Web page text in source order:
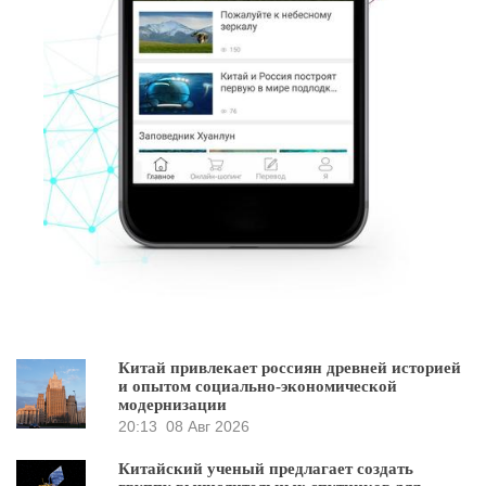
Китай привлекает россиян древней историей
и опытом социально-экономической
модернизации
20:13 08 Авг 2026
Китайский ученый предлагает создать